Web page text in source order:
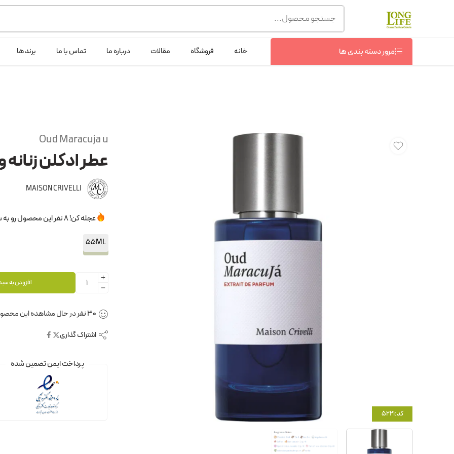
توجه! برند لانگ لایف رایحه های معروف را با شیشه و بسته بندی خود شرکت لانگ لایف عرضه می کند.که با انتخاب حجم هر ادکلنی می توانید
شماره پشتیبانی :09368076869
مرور دسته بندی ها خانه فروشگاه مقالات درباره ما تماس با ما برند ها
کد:5221
Oud Maracuja u
عطر ادکلن زنانه
MAISON CRIVELLI
عجله کن! 8 نفر این محصول رو به سبدخرید خودشون اضافه کردن.
55ML
افزودن به
30نفردر حال مشاهده این
اشتراک گذاری
پرداخت ایمن تضمین شده